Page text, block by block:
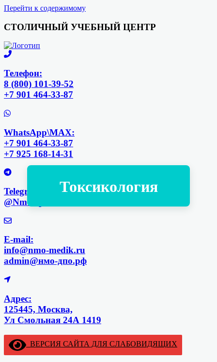
Перейти к содержимому
СТОЛИЧНЫЙ УЧЕБНЫЙ ЦЕНТР
Телефон:
8 (800) 101-39-52
+7 901 464-33-87
WhatsApp\MAX:
+7 901 464-33-87
+7 925 168-14-31
Telegram:
@NmoDpo_Bot
E-mail:
info@nmo-medik.ru
admin@нмо-дпо.рф
Адрес:
125445, Москва,
Ул Смольная 24А 1419
ВЕРСИЯ САЙТА ДЛЯ СЛАБОВИДЯЩИХ
Токсикология